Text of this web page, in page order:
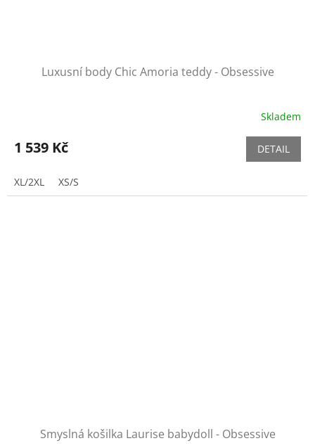
Luxusní body Chic Amoria teddy - Obsessive
Skladem
1 539 Kč DETAIL
XL/2XL XS/S
Smyslná košilka Laurise babydoll - Obsessive